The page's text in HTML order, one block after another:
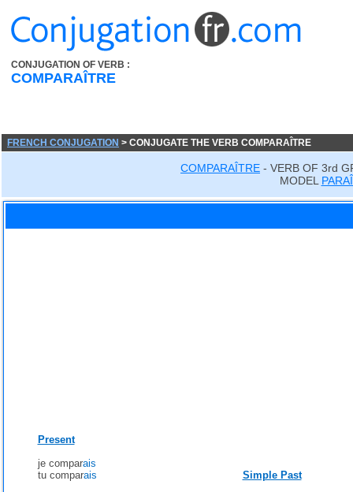
CONJUGATION OF VERB :
COMPARAÎTRE
FRENCH CONJUGATION > CONJUGATE THE VERB COMPARAÎTRE
COMPARAÎTRE - VERB OF 3rd
MODEL
Present
je comparais
tu comparais
Simple Past